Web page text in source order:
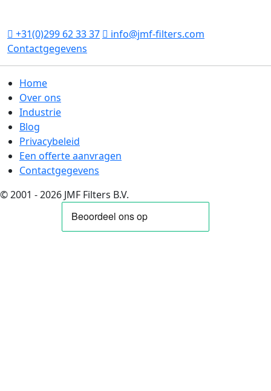
+31(0)299 62 33 37
info@jmf-filters.com
Contactgegevens
Home
Over ons
Industrie
Blog
Privacybeleid
Een offerte aanvragen
Contactgegevens
© 2001 - 2026 JMF Filters B.V.